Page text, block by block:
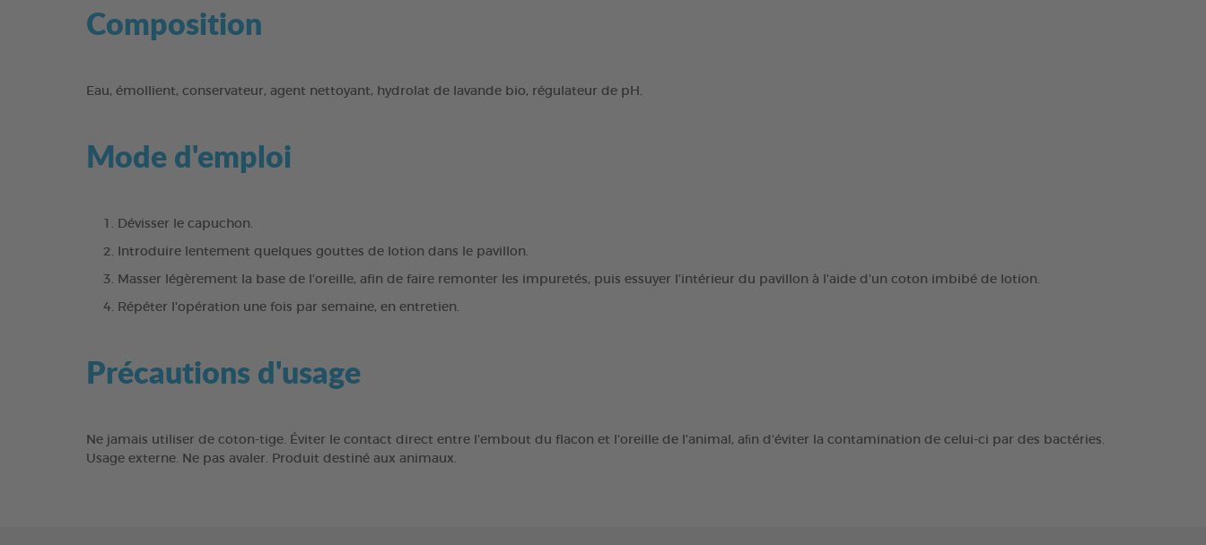
Composition
Eau, émollient, conservateur, agent nettoyant, hydrolat de lavande bio, régulateur de pH.
Mode d'emploi
Dévisser le capuchon.
Introduire lentement quelques gouttes de lotion dans le pavillon.
Masser légèrement la base de l'oreille, afin de faire remonter les impuretés, puis essuyer l'intérieur du pavillon à l'aide d'un coton imbibé de lotion.
Répéter l'opération une fois par semaine, en entretien.
Précautions d'usage
Ne jamais utiliser de coton-tige. Éviter le contact direct entre l'embout du flacon et l'oreille de l'animal, aﬁn d'éviter la contamination de celui-ci par des bactéries.
Usage externe. Ne pas avaler. Produit destiné aux animaux.